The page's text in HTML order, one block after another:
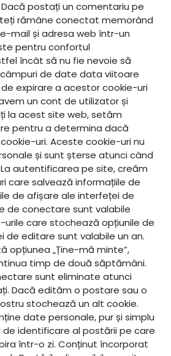
postați un comentariu pe
rămâne conectat memorând
mail și adresa web într-un
pentru confortul
încât să nu fie nevoie să
de date data viitoare
expirare a acestor cookie-uri
un cont de utilizator și
la acest site web, setăm
pentru a determina dacă
uri. Aceste cookie-uri nu
și sunt șterse atunci când
autentificarea pe site, creăm
care salvează informațiile de
de afișare ale interfeței de
de conectare sunt valabile
urile care stochează opțiunile de
de editare sunt valabile un an.
opțiunea „Ține-mă minte”,
timp de două săptămâni.
sunt eliminate atunci
Dacă edităm o postare sau o
stochează un alt cookie.
date personale, pur și simplu
identificare al postării pe care
într-o zi. Conținut încorporat